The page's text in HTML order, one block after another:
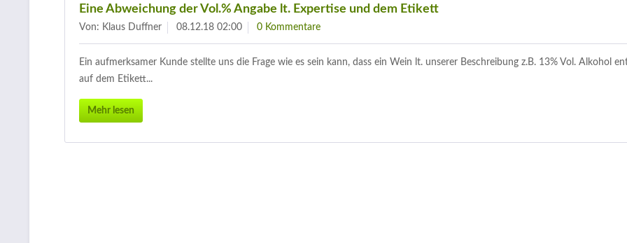
Eine Abweichung der Vol.% Angabe lt. Expertise und dem Etikett
Von: Klaus Duffner 08.12.18 02:00 0 Kommentare
Ein aufmerksamer Kunde stellte uns die Frage wie es sein kann, dass ein Wein lt. unserer Beschreibung z.B. 13% Vol. Alkohol
auf dem Etikett...
Mehr lesen